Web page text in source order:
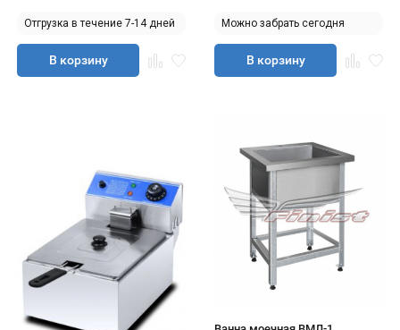
Отгрузка в течение 7-14 дней
В корзину
Можно забрать сегодня
В корзину